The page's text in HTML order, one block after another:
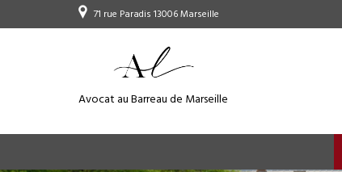
71 rue Paradis 13006 Marseille
Avocat au Barreau de Marseille